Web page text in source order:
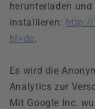
herunterladen und
installieren:
hl=de.
Es wird die
Analytics zur
Mit Google Inc.